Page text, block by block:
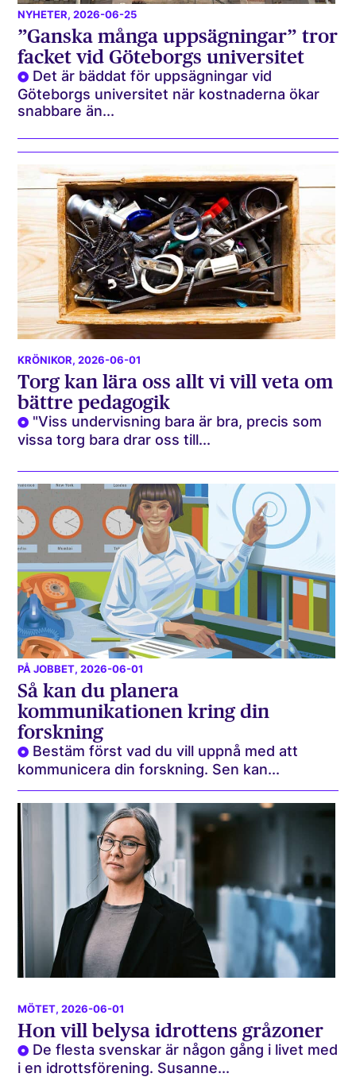
NYHETER, 2026-06-25
”Ganska många uppsägningar” tror
facket vid Göteborgs universitet
Det är bäddat för uppsägningar vid
Göteborgs universitet när kostnaderna ökar
snabbare än...
KRÖNIKOR, 2026-06-01
Torg kan lära oss allt vi vill veta om
bättre pedagogik
"Viss undervisning bara är bra, precis som
vissa torg bara drar oss till...
PÅ JOBBET, 2026-06-01
Så kan du planera
kommunikationen kring din
forskning
Bestäm först vad du vill uppnå med att
kommunicera din forskning. Sen kan...
MÖTET, 2026-06-01
Hon vill belysa idrottens gråzoner
De flesta svenskar är någon gång i livet med
i en idrottsförening. Susanne...